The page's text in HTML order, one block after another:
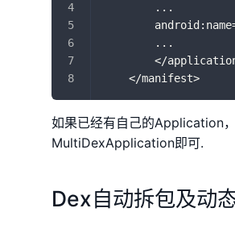
        ...
        ...
</
    </manifest>
如果已经有自己的Application
MultiDexApplication即可.
Dex自动拆包及动